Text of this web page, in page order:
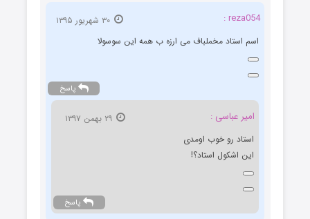
reza054 :
اسم استاد مخملباف می ارزه ب همه این سوسولا
پاسخ
امیر عباسی :
۲۹ بهمن ۱۳۹۷
استاد رو خوب اومدی
این اشکول استاد؟!
پاسخ